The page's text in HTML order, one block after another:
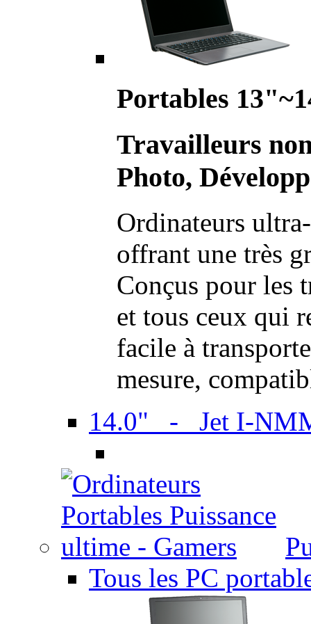
Portables
Travailleurs
Photo,
Ordinateurs
offrant une très
Conçus pour les
et tous ceux qui
facile à
mesure,
14.0" - Jet I-
Tous les PC